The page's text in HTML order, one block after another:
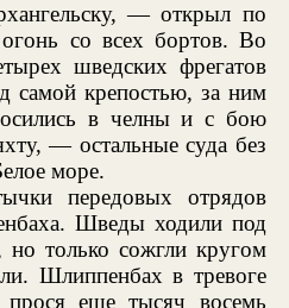
— открыл по
со всех бортов. Во
шведских фрегатов
самой крепостью, за ним
в челны и с бою
— остальные суда без
море.
передовых отрядов
Шведы ходили под
но только сожгли кругом
Шлиппенбах в тревоге
еще тысяч восемь